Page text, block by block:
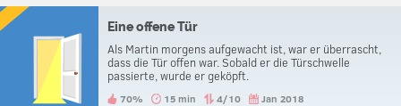
Eine offene Tür
Als Martin morgens aufgewacht ist, war er überrascht,
dass die Tür offen war. Sobald er die Türschwelle
passierte, wurde er geköpft.
70% 15 min 4/10 Jan 2018